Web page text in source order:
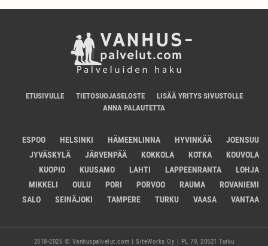
ETUSIVULLE TIETOSUOJASELOSTE
LISÄÄ YRITYS SIVUSTOLLE
ANNA PALAUTETTA
ESPOO HELSINKI HÄMEENLINNA HYVINKÄÄ
JOENSUU
JYVÄSKYLÄ
JÄRVENPÄÄ KOKKOLA KOTKA
KOUVOLA
KUOPIO
KUUSAMO LAHTI LAPPEENRANTA
LOHJA
MIKKELI
OULU PORI PORVOO RAUMA
ROVANIEMI
SALO
SEINÄJOKI TAMPERE TURKU VAASA VANTAA
2018-2026 © Vanhuspalvelut.com | SiteWorks Oy | PL 79, 20521 Turku